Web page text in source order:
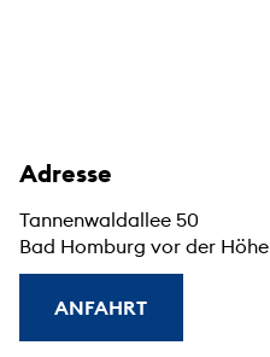
Adresse
Tannenwaldallee 50
Bad Homburg vor der Höhe
ANFAHRT